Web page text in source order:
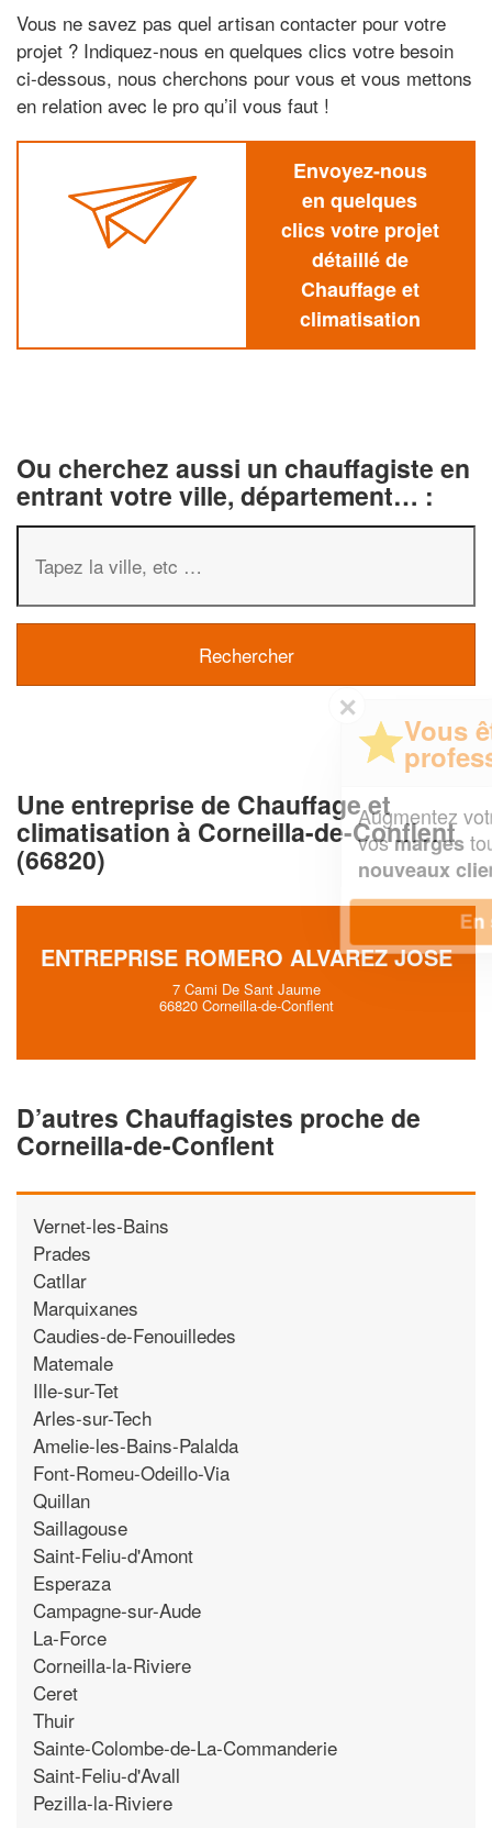
Vous ne savez pas quel artisan contacter pour votre
projet ? Indiquez-nous en quelques clics votre besoin
ci-dessous, nous cherchons pour vous et vous mettons
en relation avec le pro qu’il vous faut !
Envoyez-nous
en quelques
clics votre projet
détaillé de
Chauffage et
climatisation
Ou cherchez aussi un chauffagiste en
entrant votre ville, département… :
Une entreprise de Chauffage et
climatisation à Corneilla-de-Conflent
(66820)
ENTREPRISE ROMERO ALVAREZ JOSE
7 Cami De Sant Jaume
66820 Corneilla-de-Conflent
D’autres Chauffagistes proche de
Corneilla-de-Conflent
Vernet-les-Bains
Prades
Catllar
Marquixanes
Caudies-de-Fenouilledes
Matemale
Ille-sur-Tet
Arles-sur-Tech
Amelie-les-Bains-Palalda
Font-Romeu-Odeillo-Via
Quillan
Saillagouse
Saint-Feliu-d'Amont
Esperaza
Campagne-sur-Aude
La-Force
Corneilla-la-Riviere
Ceret
Thuir
Sainte-Colombe-de-La-Commanderie
Saint-Feliu-d'Avall
Pezilla-la-Riviere
professionnel ?
Augmentez votrechiffre d'affaireset
vos margestout en gagnant de